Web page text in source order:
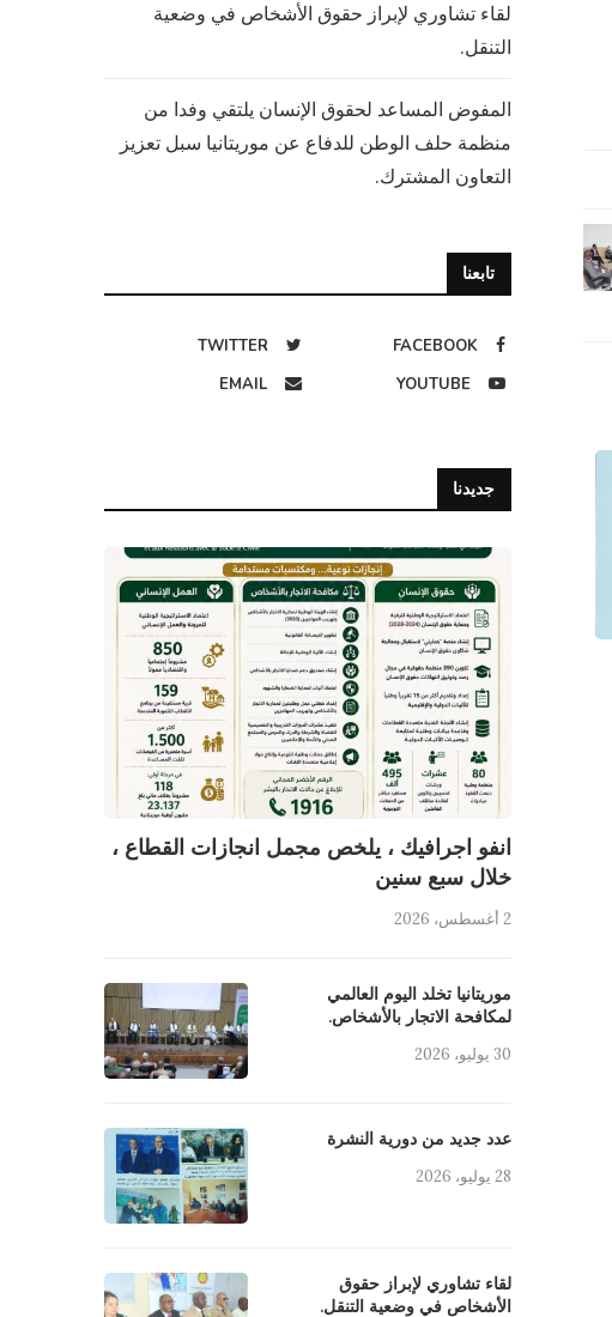
لقاء تشاوري لإبراز حقوق الأشخاص في
وضعية التنقل.
28 يوليو، 2026
المفوض المساعد لحقوق الإنسان
وفدا من منظمة حلف الوطن...
16 يوليو، 2026
لقاء تشاوري لإبراز حقوق الأشخاص في وضعية
التنقل.
المفوض المساعد لحقوق الإنسان يلتقي وفدا من
منظمة حلف الوطن للدفاع عن موريتانيا سبل تعزيز
التعاون المشترك.
تابعنا
FACEBOOK
TWITTER
YOUTUBE
EMAIL
جديدنا
انفو اجرافيك ، يلخص مجمل انجازات القطاع ،
خلال سبع سنين
2 أغسطس، 2026
موريتانيا تخلد اليوم العالمي
لمكافحة الاتجار بالأشخاص.
30 يوليو، 2026
عدد جديد من دورية النشرة
28 يوليو، 2026
لقاء تشاوري لإبراز حقوق
الأشخاص في وضعية التنقل.